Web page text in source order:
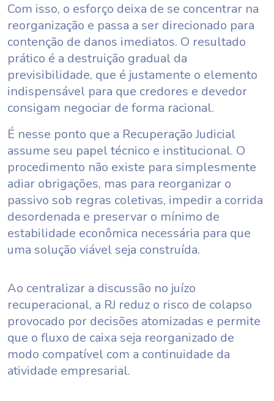
Com isso, o esforço deixa de se concentrar na
reorganização e passa a ser direcionado para
contenção de danos imediatos. O resultado
prático é a destruição gradual da
previsibilidade, que é justamente o elemento
indispensável para que credores e devedor
consigam negociar de forma racional.
É nesse ponto que a Recuperação Judicial
assume seu papel técnico e institucional. O
procedimento não existe para simplesmente
adiar obrigações, mas para reorganizar o
passivo sob regras coletivas, impedir a corrida
desordenada e preservar o mínimo de
estabilidade econômica necessária para que
uma solução viável seja construída.
Ao centralizar a discussão no juízo
recuperacional, a RJ reduz o risco de colapso
provocado por decisões atomizadas e permite
que o fluxo de caixa seja reorganizado de
modo compatível com a continuidade da
atividade empresarial.